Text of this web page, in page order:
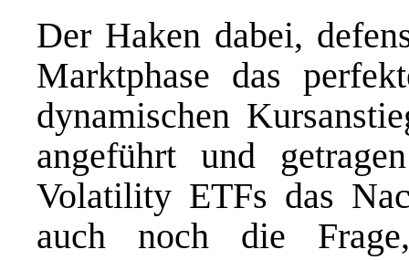
Der Haken dabei,
Marktphase das
dynamischen
angeführt und
Volatility ETFs das
auch noch die